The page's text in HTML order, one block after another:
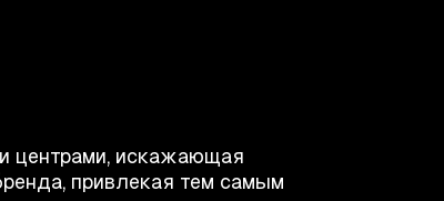
центрами, искажающая
привлекая тем самым